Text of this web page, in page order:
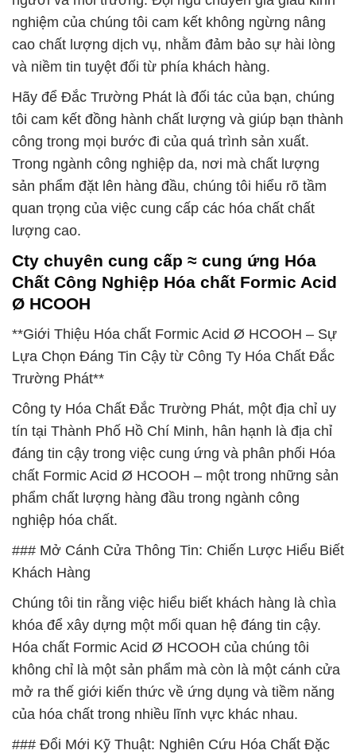
nghiệm của chúng tôi cam kết không ngừng nâng
cao chất lượng dịch vụ, nhằm đảm bảo sự hài lòng
và niềm tin tuyệt đối từ phía khách hàng.
Hãy để Đắc Trường Phát là đối tác của bạn, chúng
tôi cam kết đồng hành chất lượng và giúp bạn thành
công trong mọi bước đi của quá trình sản xuất.
Trong ngành công nghiệp da, nơi mà chất lượng
sản phẩm đặt lên hàng đầu, chúng tôi hiểu rõ tầm
quan trọng của việc cung cấp các hóa chất chất
lượng cao.
Cty chuyên cung cấp ≈ cung ứng Hóa
Chất Công Nghiệp Hóa chất Formic Acid
Ø HCOOH
**Giới Thiệu Hóa chất Formic Acid Ø HCOOH – Sự
Lựa Chọn Đáng Tin Cậy từ Công Ty Hóa Chất Đắc
Trường Phát**
Công ty Hóa Chất Đắc Trường Phát, một địa chỉ uy
tín tại Thành Phố Hồ Chí Minh, hân hạnh là địa chỉ
đáng tin cậy trong việc cung ứng và phân phối Hóa
chất Formic Acid Ø HCOOH – một trong những sản
phẩm chất lượng hàng đầu trong ngành công
nghiệp hóa chất.
### Mở Cánh Cửa Thông Tin: Chiến Lược Hiểu Biết
Khách Hàng
Chúng tôi tin rằng việc hiểu biết khách hàng là chìa
khóa để xây dựng một mối quan hệ đáng tin cậy.
Hóa chất Formic Acid Ø HCOOH của chúng tôi
không chỉ là một sản phẩm mà còn là một cánh cửa
mở ra thế giới kiến thức về ứng dụng và tiềm năng
của hóa chất trong nhiều lĩnh vực khác nhau.
### Đổi Mới Kỹ Thuật: Nghiên Cứu Hóa Chất Đặc